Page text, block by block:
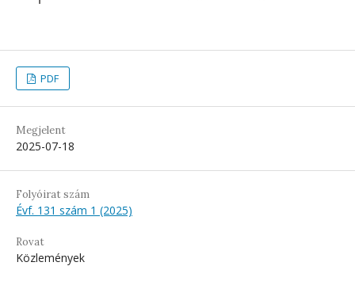
PDF
Megjelent
2025-07-18
Folyóirat szám
Évf. 131 szám 1 (2025)
Rovat
Közlemények